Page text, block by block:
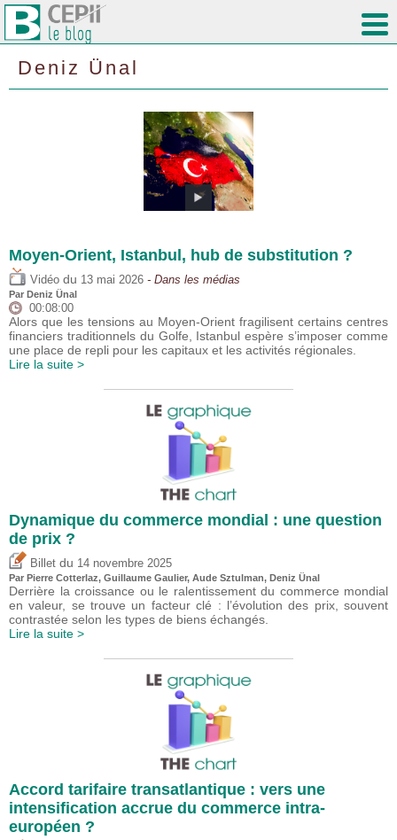
Deniz Ünal
Moyen-Orient, Istanbul, hub de substitution ?
Vidéo du 13 mai 2026 - Dans les médias
Par Deniz Ünal
00:08:00
Alors que les tensions au Moyen-Orient fragilisent certains centres
financiers traditionnels du Golfe, Istanbul espère s’imposer comme
une place de repli pour les capitaux et les activités régionales.
Lire la suite >
Dynamique du commerce mondial : une question
de prix ?
Billet du 14 novembre 2025
Par Pierre Cotterlaz, Guillaume Gaulier, Aude Sztulman, Deniz Ünal
Derrière la croissance ou le ralentissement du commerce mondial
en valeur, se trouve un facteur clé : l’évolution des prix, souvent
contrastée selon les types de biens échangés.
Lire la suite >
Accord tarifaire transatlantique : vers une
intensification accrue du commerce intra-
européen ?